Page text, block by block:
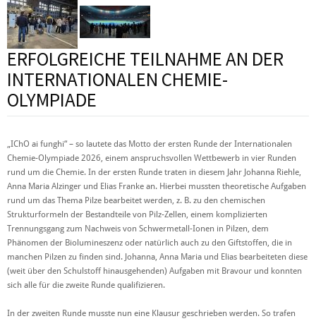
ERFOLGREICHE TEILNAHME AN DER
INTERNATIONALEN CHEMIE-
OLYMPIADE
„IChO ai funghi“ – so lautete das Motto der ersten Runde der Internationalen
Chemie-Olympiade 2026, einem anspruchsvollen Wettbewerb in vier Runden
rund um die Chemie. In der ersten Runde traten in diesem Jahr Johanna Riehle,
Anna Maria Alzinger und Elias Franke an. Hierbei mussten theoretische Aufgaben
rund um das Thema Pilze bearbeitet werden, z. B. zu den chemischen
Strukturformeln der Bestandteile von Pilz-Zellen, einem komplizierten
Trennungsgang zum Nachweis von Schwermetall-Ionen in Pilzen, dem
Phänomen der Biolumineszenz oder natürlich auch zu den Giftstoffen, die in
manchen Pilzen zu finden sind. Johanna, Anna Maria und Elias bearbeiteten diese
(weit über den Schulstoff hinausgehenden) Aufgaben mit Bravour und konnten
sich alle für die zweite Runde qualifizieren.
In der zweiten Runde musste nun eine Klausur geschrieben werden. So trafen